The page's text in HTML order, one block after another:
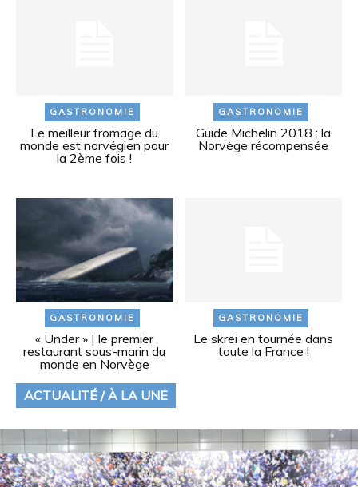
GASTRONOMIE
Le meilleur fromage du
monde est norvégien pour
la 2ème fois !
GASTRONOMIE
Guide Michelin 2018 : la
Norvège récompensée
GASTRONOMIE
« Under » | le premier
restaurant sous-marin du
monde en Norvège
GASTRONOMIE
Le skrei en tournée dans
toute la France !
ACTUALITÉ / À LA UNE